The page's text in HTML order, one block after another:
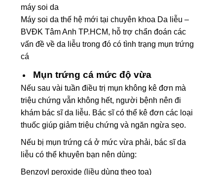
máy soi da
Máy soi da thế hệ mới tại chuyên khoa Da liễu –
BVĐK Tâm Anh TP.HCM, hỗ trợ chẩn đoán các
vấn đề về da liễu trong đó có tình trạng mụn trứng
cá
Mụn trứng cá mức độ vừa
Nếu sau vài tuần điều trị mụn không kê đơn mà
triệu chứng vẫn không hết, người bệnh nên đi
khám bác sĩ da liễu. Bác sĩ có thể kê đơn các loại
thuốc giúp giảm triệu chứng và ngăn ngừa sẹo.
Nếu bị mụn trứng cá ở mức vừa phải, bác sĩ da
liễu có thể khuyên bạn nên dùng:
Benzoyl peroxide (liều dùng theo toa)